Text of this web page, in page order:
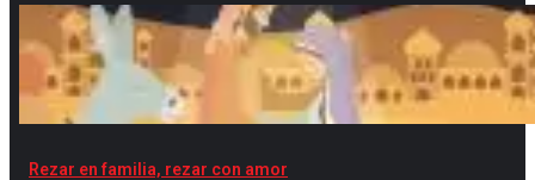
Rezar en familia, rezar con amor